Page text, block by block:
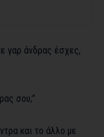
γαρ άνδρας έσχες,
σου;”
και το άλλο με